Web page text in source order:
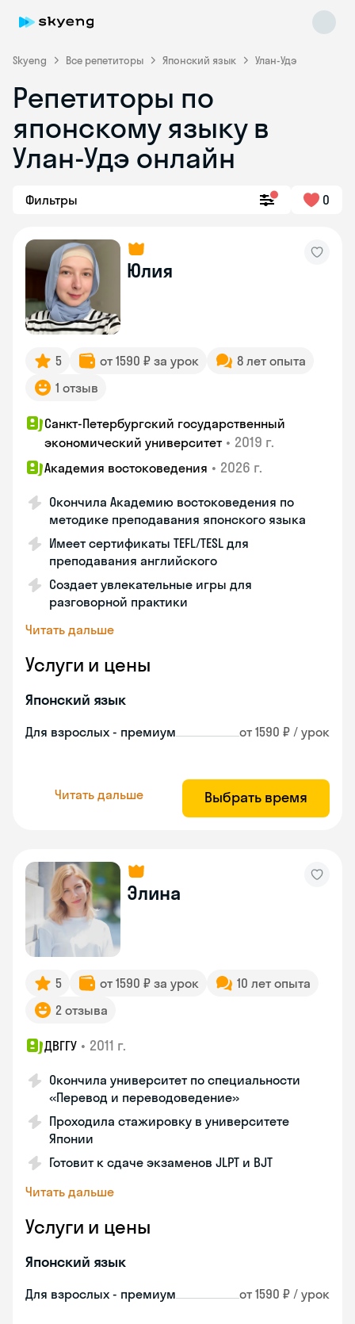
Skyeng Все репетиторы Японский язык Улан-Удэ
Репетиторы по
японскому языку в
Улан-Удэ онлайн
Фильтры 0
Юлия
5 от 1590 ₽ за урок
8 лет опыта
1 отзыв
Санкт-Петербургский государственный
экономический университет • 2019 г.
Академия востоковедения • 2026 г.
Окончила Академию востоковедения по
методике преподавания японского языка
Имеет сертификаты TEFL/TESL для
преподавания английского
Создает увлекательные игры для
разговорной практики
Читать дальше
Услуги и цены
Японский язык
Для взрослых - премиум от 1590 ₽ / урок
Читать дальше Выбрать время
Элина
5 от 1590 ₽ за урок
10 лет опыта
2 отзыва
ДВГГУ • 2011 г.
Окончила университет по специальности
«Перевод и переводоведение»
Проходила стажировку в университете
Японии
Готовит к сдаче экзаменов JLPT и BJT
Читать дальше
Услуги и цены
Японский язык
Для взрослых - премиум от 1590 ₽ / урок
Skyeng Chat